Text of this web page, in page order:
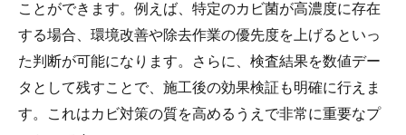
ことができます。例えば、特定のカビ菌が高濃度に存在
する場合、環境改善や除去作業の優先度を上げるといっ
た判断が可能になります。さらに、検査結果を数値デー
タとして残すことで、施工後の効果検証も明確に行えま
す。これはカビ対策の質を高めるうえで非常に重要なプ